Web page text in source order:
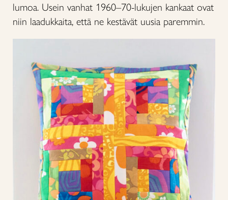
lumoa. Usein vanhat 1960–70-lukujen kankaat ovat
niin laadukkaita, että ne kestävät uusia paremmin.